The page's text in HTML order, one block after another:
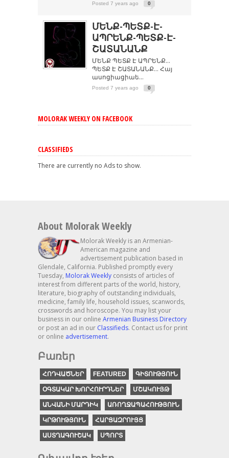
Posted 7 years ago 0
ՄԵՆՔ-ՊԵՏՔ-Է-
ԱՊՐԵՆՔ-ՊԵՏՔ-Է-
ՇԱՏԱՆԱՆՔ
ՄԵՆՔ ՊԵՏՔ Է ԱՊՐԵՆՔ…
ՊԵՏՔ Է ՇԱՏԱՆԱՆՔ… Հայ
ասոցիացիաե...
Posted 7 years ago 0
MOLORAK WEEKLY ON FACEBOOK
CLASSIFIEDS
There are currently no Ads to show.
About Molorak Weekly
Molorak Weekly is an Armenian-
American magazine and
advertisement publication based in
Glendale, California. Published promptly every
Tuesday, Molorak Weekly consists of articles of
interest from different parts of the world, history,
literature, biography of outstanding individuals,
medicine, family life, household issues, scanwords,
crosswords and horoscope. You may list your
business in our online Armenian Business Directory
or post an ad in our Classifieds. Contact us for print
or online advertisement.
Բառեր
ՀՈԴՎԱԾՆԵՐ FEATURED ԳԻՏՈՒԹՅՈՒՆ
ՕԳՏԱԿԱՐ ԽՈՐՀՈՒՐԴՆԵՐ ՄՇԱԿՈՒՅԹ
ԱՆՎԱՆԻ ՄԱՐԴԻԿ ԱՌՈՂՋԱՊԱՀՈՒԹՅՈՒՆ
ԿՐԹՈՒԹՅՈՒՆ ՀԱՐՑԱԶՐՈՒՅՑ
ԱՍՏՂԱԳՈՒՇԱԿ ՍՊՈՐՏ